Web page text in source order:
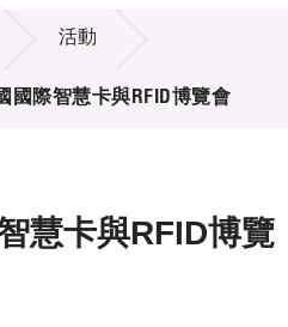
活動
國際智慧卡與RFID博覽會
慧卡與RFID博覽